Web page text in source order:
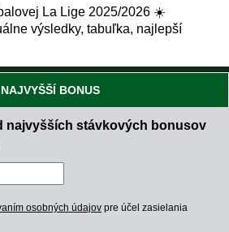
La Lige 2025/2026 ☀️
výsledky, tabuľka, najlepší
BONUS
najvyšších stávkových bonusov
osobných údajov pre účel zasielania